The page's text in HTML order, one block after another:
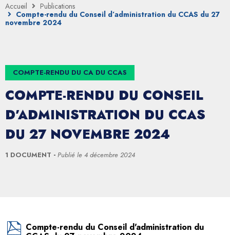
Accueil
Publications
Compte-rendu du Conseil d’administration du CCAS du 27
novembre 2024
COMPTE-RENDU DU CA DU CCAS
COMPTE-RENDU DU CONSEIL
D’ADMINISTRATION DU CCAS
DU 27 NOVEMBRE 2024
1 DOCUMENT Publié le 4 décembre 2024
Compte-rendu du Conseil d'administration du